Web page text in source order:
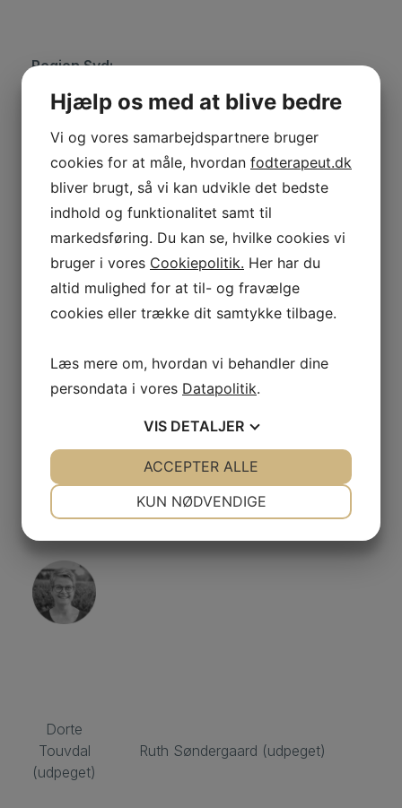
Region Syd:
(valgt)
(udpeget)
Region Sjælland:
Dorte
Touvdal
(udpeget)
Ruth Søndergaard (udpeget)
Hjælp os med at blive bedre
Vi og vores samarbejdspartnere bruger
cookies for at måle, hvordan fodterapeut.dk
bliver brugt, så vi kan udvikle det bedste
indhold og funktionalitet samt til
markedsføring. Du kan se, hvilke cookies vi
bruger i vores Cookiepolitik. Her har du
altid mulighed for at til- og fravælge
cookies eller trække dit samtykke tilbage.
Læs mere om, hvordan vi behandler dine
persondata i vores Datapolitik.
VIS DETALJER
NEJ JA
KUN NØDVENDIGE
ACCEPTER ALLE